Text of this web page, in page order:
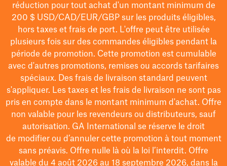
réduction pour tout achat d'un montant minimum de
200 $USD/CAD/EUR/GBPsur les produits éligibles,
hors taxes et frais de port. L'offre peut être utilisée
plusieurs fois sur des commandes éligibles pendant la
période de promotion. Cette promotion est cumulable
avec d'autres promotions, remises ou accords tarifaires
spéciaux. Des frais de livraison standard peuvent
s'appliquer. Les taxes et les frais de livraison ne sont pas
pris en compte dans le montant minimum d'achat. Offre
non valable pour les revendeurs ou distributeurs, sauf
autorisation. GA International se réserve le droit
de modifierou d’annuler cette promotion à tout moment
sans préavis. Offre nulle là où la loi l’interdit. Offre
valable du 4 août 2026 au 18 septembre 2026, dans la